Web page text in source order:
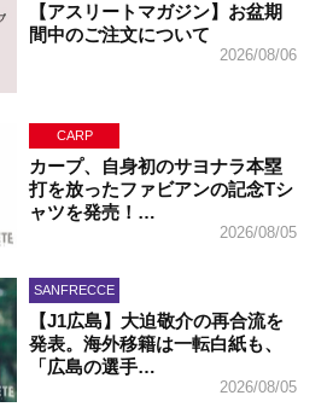
【アスリートマガジン】お盆期
間中のご注文について
2026/08/06
CARP
カープ、自身初のサヨナラ本塁
打を放ったファビアンの記念Tシ
ャツを発売！…
2026/08/05
SANFRECCE
【J1広島】大迫敬介の再合流を
発表。海外移籍は一転白紙も、
「広島の選手…
2026/08/05